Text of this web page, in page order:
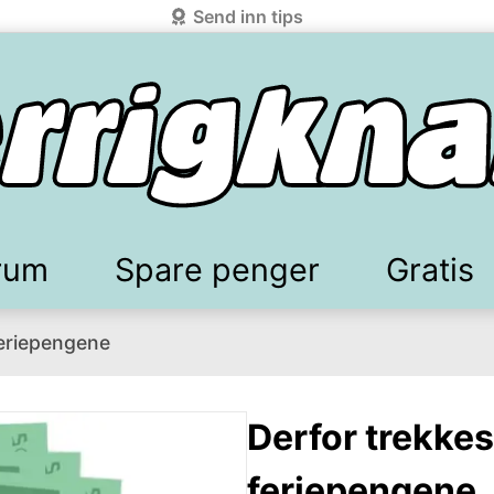
Send inn tips
Spare penger Gratis
& kuponger
Mobilabonnement
Derfor